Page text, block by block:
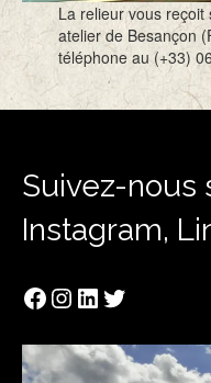
La relieur vous
atelier de Besançon
téléphone au (+33)
Suivez-nous
Instagram,
Facebook
Instagram
LinkedIn
Twitter